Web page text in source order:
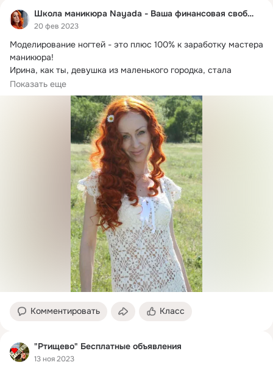
Школа маникюра Nayada - Ваша финансовая свобода!
20 фев 2023
Моделирование ногтей - это плюс 100% к заработку мастера
маникюра!
Ирина, как ты, девушка из маленького городка, стала
известным мастером...
Показать еще
Комментировать Класс
"Ртищево" Бесплатные объявления
13 ноя 2023